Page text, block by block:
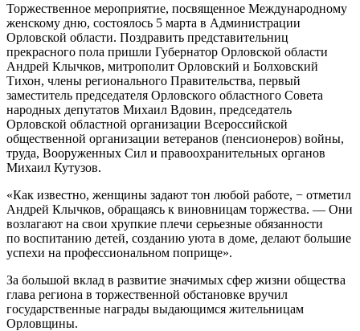
Торжественное мероприятие, посвященное Международному
женскому дню, состоялось 5 марта в Администрации
Орловской области. Поздравить представительниц
прекрасного пола пришли Губернатор Орловской области
Андрей Клычков, митрополит Орловский и Болховский
Тихон, члены регионального Правительства, первый
заместитель председателя Орловского областного Совета
народных депутатов Михаил Вдовин, председатель
Орловской областной организации Всероссийской
общественной организации ветеранов (пенсионеров) войны,
труда, Вооруженных Сил и правоохранительных органов
Михаил Кутузов.
«Как известно, женщины задают тон любой работе, − отметил
Андрей Клычков, обращаясь к виновницам торжества. — Они
возлагают на свои хрупкие плечи серьезные обязанности
по воспитанию детей, созданию уюта в доме, делают большие
успехи на профессиональном поприще».
За большой вклад в развитие значимых сфер жизни общества
глава региона в торжественной обстановке вручил
государственные награды выдающимся жительницам
Орловщины.